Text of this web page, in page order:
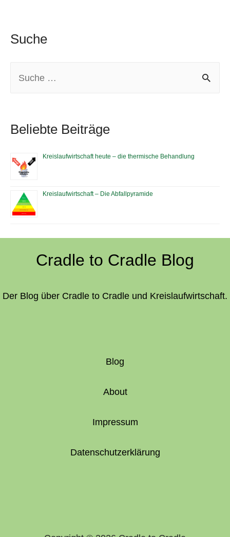
Suche
r
h
r
:
Beliebte Beiträge
Kreislaufwirtschaft heute – die thermische Behandlung
Kreislaufwirtschaft – Die Abfallpyramide
Cradle to Cradle Blog
Der Blog über Cradle to Cradle und Kreislaufwirtschaft.
Blog
About
Impressum
Datenschutzerklärung